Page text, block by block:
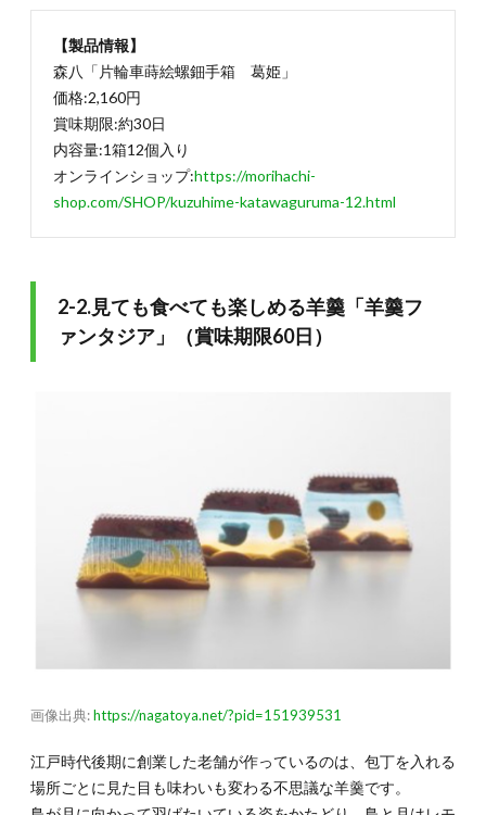
気配
を！
【製品情報】
森八「片輪車蒔絵螺鈿手箱 葛姫」
価格:2,160円
賞味期限:約30日
内容量:1箱12個入り
オンラインショップ:https://morihachi-
shop.com/SHOP/kuzuhime-katawaguruma-12.html
2-2.見ても食べても楽しめる羊羹「羊羹フ
ァンタジア」（賞味期限60日）
画像出典:https://nagatoya.net/?pid=151939531
江戸時代後期に創業した老舗が作っているのは、包丁を入れる
場所ごとに見た目も味わいも変わる不思議な羊羹です。